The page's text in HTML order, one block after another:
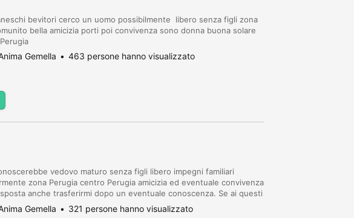
bevitori cerco un uomo possibilmente libero senza figli zona
bella amicizia porti poi convivenza sono donna buona solare
Gemella 463 persone hanno visualizzato
vedovo maturo senza figli libero impegni familiari
zona Perugia centro Perugia amicizia ed eventuale convivenza
anche trasferirmi dopo un eventuale conoscenza. Se ai questi
o messaggio grazie
Gemella 321 persone hanno visualizzato